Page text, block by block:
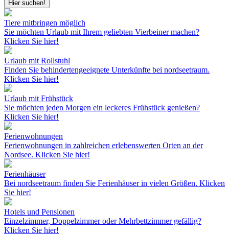
Hier suchen!
Tiere mitbringen möglich
Sie möchten Urlaub mit Ihrem geliebten Vierbeiner machen?
Klicken Sie hier!
Urlaub mit Rollstuhl
Finden Sie behindertengeeignete Unterkünfte bei nordseetraum.
Klicken Sie hier!
Urlaub mit Frühstück
Sie möchten jeden Morgen ein leckeres Frühstück genießen?
Klicken Sie hier!
Ferienwohnungen
Ferienwohnungen in zahlreichen erlebenswerten Orten an der
Nordsee. Klicken Sie hier!
Ferienhäuser
Bei nordseetraum finden Sie Ferienhäuser in vielen Größen. Klicken
Sie hier!
Hotels und Pensionen
Einzelzimmer, Doppelzimmer oder Mehrbettzimmer gefällig?
Klicken Sie hier!